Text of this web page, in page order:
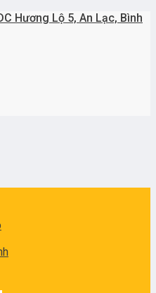
Hương Lộ 5, An Lạc, Bình